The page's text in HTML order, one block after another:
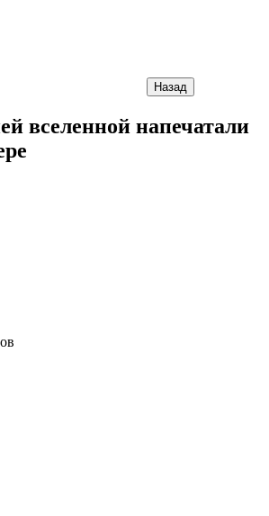
Назад
вселенной напечатали